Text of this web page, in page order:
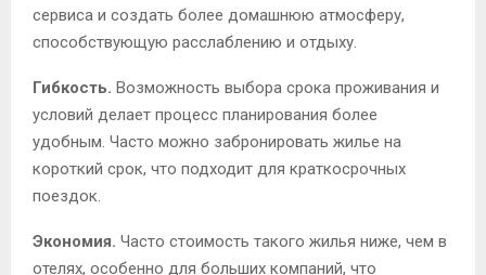
сервиса и создать более домашнюю атмосферу,
способствующую расслаблению и отдыху.
Гибкость. Возможность выбора срока проживания и
условий делает процесс планирования более
удобным. Часто можно забронировать жилье на
короткий срок, что подходит для краткосрочных
поездок.
Экономия. Часто стоимость такого жилья ниже, чем в
отелях, особенно для больших компаний, что